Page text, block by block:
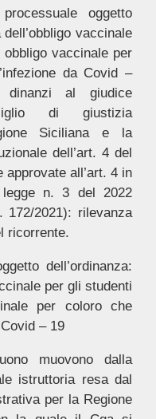
oggetto
vaccinale
vaccinale per
da Covid –
al giudice
di giustizia
Siciliana e la
dell’art. 4 del
all’art. 4 in
n. 3 del 2022
172/2021): rilevanza
ricorrente.
dell’ordinanza:
per gli studenti
per coloro che
– 19
muovono dalla
istruttoria resa dal
per la Regione